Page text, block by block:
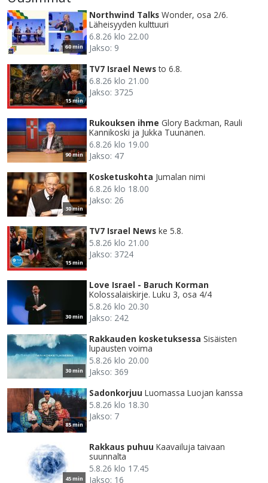
60 min
Northwind Talks Wonder, osa 2/6.
Läheisyyden kulttuuri
6.8.26 klo 22.00
Jakso: 9
15 min
TV7 Israel News to 6.8.
6.8.26 klo 21.00
Jakso: 3725
90 min
Rukouksen ihme Glory Backman, Rauli
Kannikoski ja Jukka Tuunanen.
6.8.26 klo 19.00
Jakso: 47
30 min
Kosketuskohta Jumalan nimi
6.8.26 klo 18.00
Jakso: 26
15 min
TV7 Israel News ke 5.8.
5.8.26 klo 21.00
Jakso: 3724
30 min
Love Israel - Baruch Korman
Kolossalaiskirje. Luku 3, osa 4/4
5.8.26 klo 20.30
Jakso: 242
30 min
Rakkauden kosketuksessa Sisäisten
lupausten voima
5.8.26 klo 20.00
Jakso: 369
85 min
Sadonkorjuu Luomassa Luojan kanssa
5.8.26 klo 18.30
Jakso: 7
45 min
Rakkaus puhuu Kaavailuja taivaan
suunnalta
5.8.26 klo 17.45
Jakso: 16